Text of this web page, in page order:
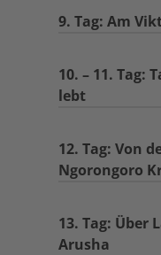
9. Tag: Am
10. – 11. Tag:
lebt
12. Tag: Von
Ngorongoro
13. Tag: Über
Arusha